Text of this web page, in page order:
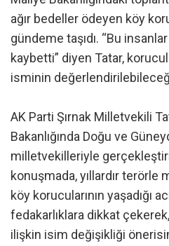
ağır bedeller ödeyen köy
gündeme taşıdı. “Bu
kaybetti” diyen Tatar,
isminin
AK Parti Şırnak Milletvekili
Bakanlığında Doğu ve
milletvekilleriyle
konuşmada, yıllardır terörle
köy korucularının yaşadığı
fedakarlıklara dikkat
ilişkin isim değişikliği